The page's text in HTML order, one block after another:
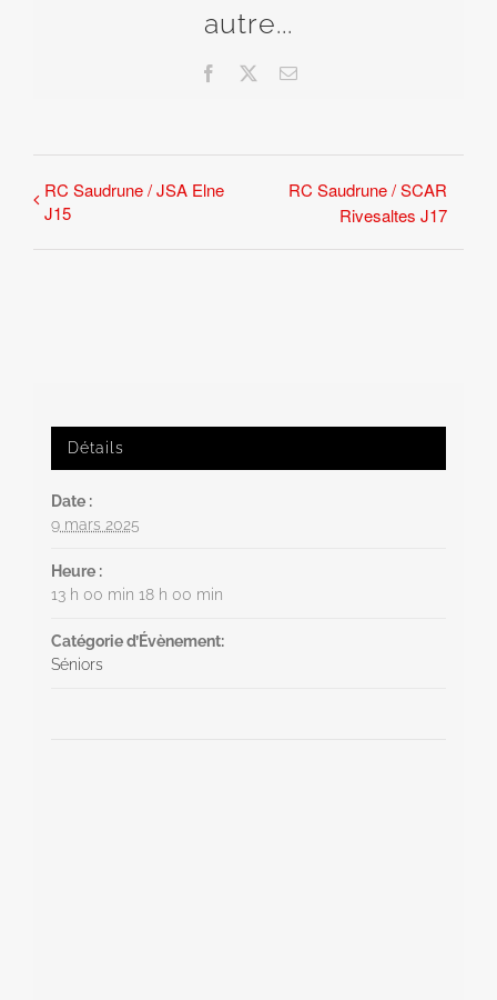
autre...
Facebook Email
RC Saudrune / JSA Elne
J15
RC Saudrune / SCAR
Rivesaltes J17
Détails
Date :
9 mars 2025
Heure :
13 h 00 min 18 h 00 min
Catégorie d’Évènement:
Séniors